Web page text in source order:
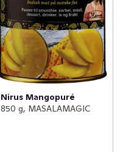
Nirus Mangopuré
850 g, MASALAMAGIC